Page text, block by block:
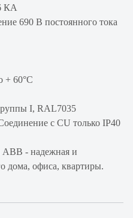
КА
690 В постоянного тока
+ 60°С
I, RAL7035
с CU только IP40
ABB - надежная и
дома, офиса, квартиры.